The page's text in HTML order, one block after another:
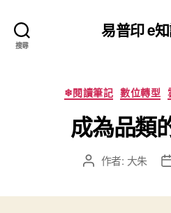
搜尋
易普印 e
分
類
❄閱讀筆記 數位轉型
成為品類
文 作者: 大朱